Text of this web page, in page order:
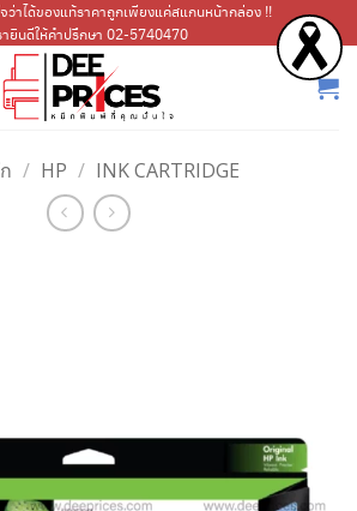
ว่าได้ของแท้ราคาถูกเพียงแค่สแกนหน้ากล่อง !!
ายินดีให้คำปรึกษา 02-5740470
/ HP / INK CARTRIDGE